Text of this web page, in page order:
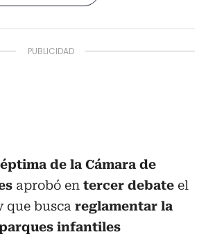
de la Cámara de
aprobó en tercer debate el
que busca reglamentar la
infantiles